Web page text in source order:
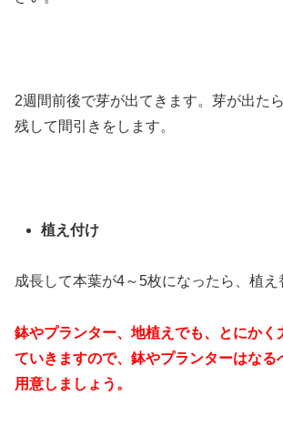
2週間前後で芽が出てきます。芽が出た
残して間引きをします。
植え付け
成長して本葉が4～5枚になったら、植え
鉢やプランター、地植えでも、とにかく
ていきますので、鉢やプランターはなる
用意しましょう。